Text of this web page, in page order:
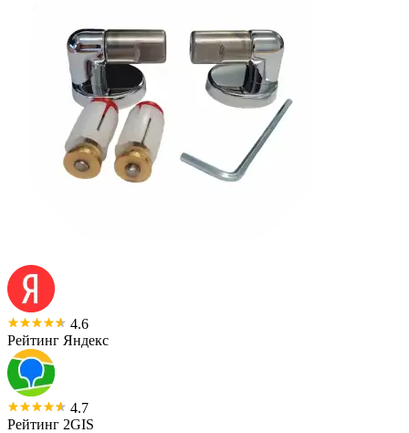
4.6
Рейтинг Яндекс
4.7
Рейтинг 2GIS